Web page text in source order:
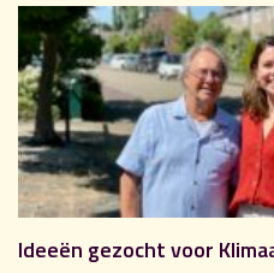
Ideeën gezocht voor